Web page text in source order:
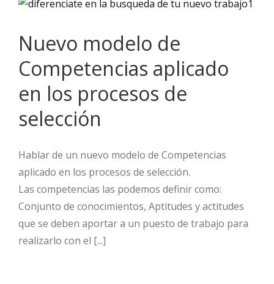
Nuevo modelo de
Competencias aplicado
en los procesos de
selección
Hablar de un nuevo modelo de Competencias
aplicado en los procesos de selección.
Las competencias las podemos definir como:
Conjunto de conocimientos, Aptitudes y actitudes
que se deben aportar a un puesto de trabajo para
realizarlo con el [...]